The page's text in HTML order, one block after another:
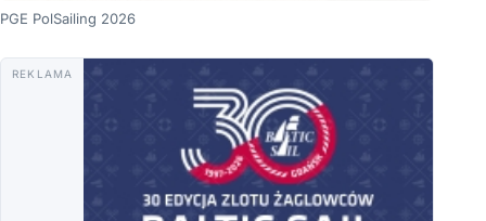
PGE PolSailing 2026
REKLAMA